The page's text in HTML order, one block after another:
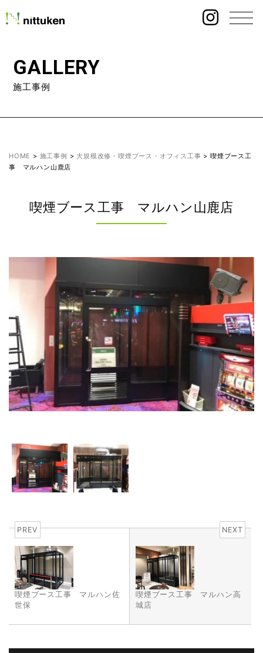
GALLERY
施工事例
HOME > 施工事例 >大規模改修・喫煙ブース・オフィス工事 >喫煙ブース工
事 マルハン山鹿店
喫煙ブース工事 マルハン山鹿店
PREV
喫煙ブース工事 マルハン佐
世保
NEXT
喫煙ブース工事 マルハン高
城店